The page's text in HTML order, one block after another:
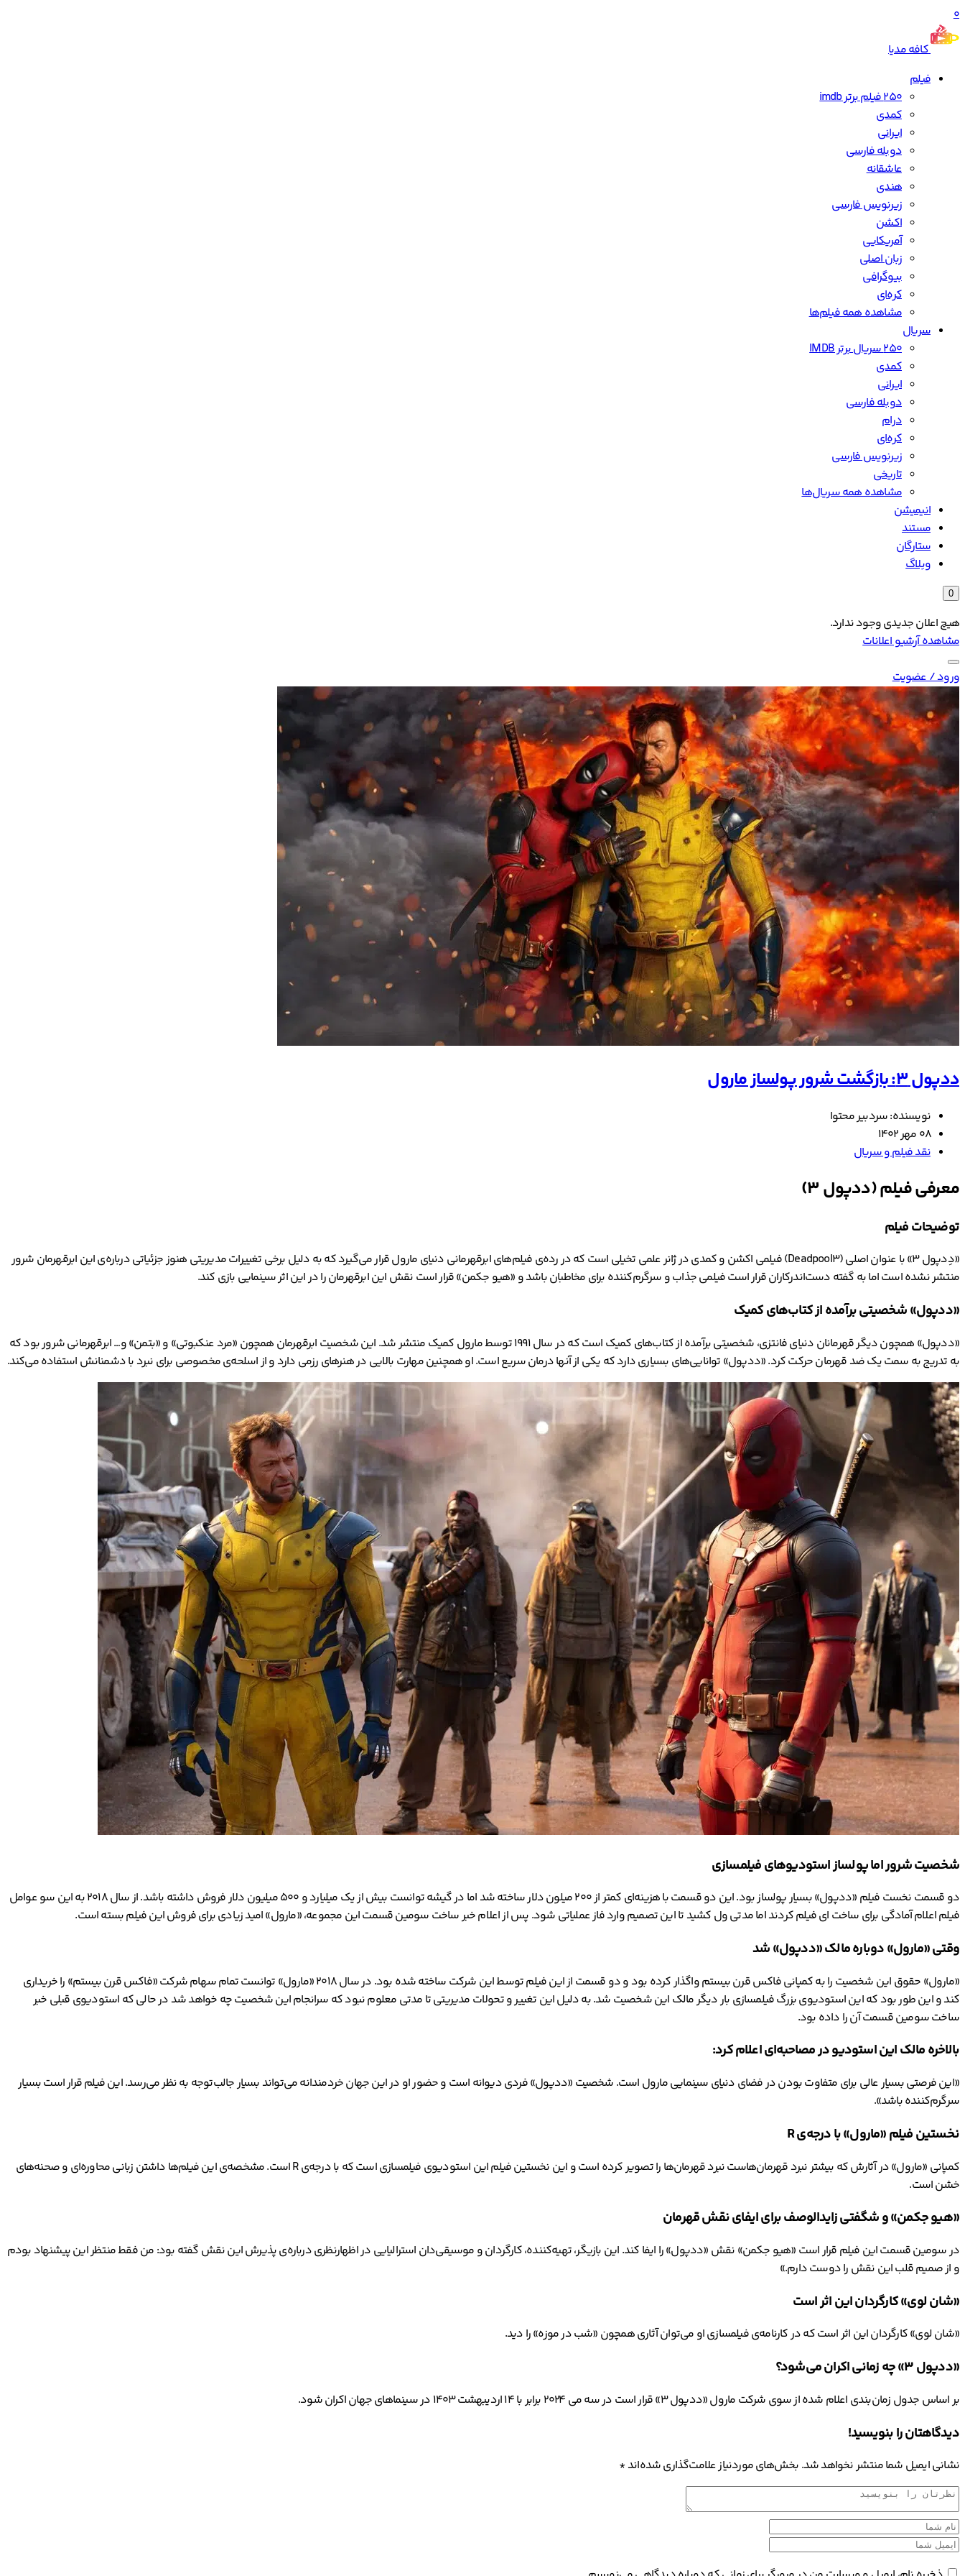
0
کافه مدیا
فیلم
250 فیلم برتر imdb
کمدی
ایرانی
دوبله فارسی
عاشقانه
هندی
زیرنویس فارسی
اکشن
آمریکایی
زبان اصلی
بیوگرافی
کره‌ای
مشاهده همه فیلم‌ها
سریال
۲۵۰ سریال برتر IMDB
کمدی
ایرانی
دوبله فارسی
درام
کره‌ای
زیرنویس فارسی
تاریخی
مشاهده همه سریال‌ها
انیمیشن
مستند
ستارگان
وبلاگ
0
هیچ اعلان جدیدی وجود ندارد.
مشاهده آرشیو اعلانات
ورود / عضویت
ددپول 3: بازگشت شرور پولساز مارول
نویسنده: سردبیر محتوا
08 مهر 1402
نقد فیلم و سریال
معرفی فیلم (ددپول 3)
توضیحات فیلم
«دِدپول 3» با عنوان اصلی (Deadpool3) فیلمی اکشن و کمدی در ژانر علمی تخیلی است که در رده‌ی فیلم‌های ابرقهرمانی دنیای مارول قرار می‌گیرد که به دلیل برخی تغییرات مدیریتی هنوز جزئیاتی درباره‌ی این ابرقهرمان شرور
منتشر نشده است اما به گفته دست‌اندرکاران قرار است فیلمی جذاب و سرگرم‌کننده برای مخاطبان باشد و «هیو جکمن» قرار است نقش این ابرقهرمان را در این اثر سینمایی بازی کند.
«ددپول» شخصیتی برآمده از کتاب‌های کمیک
«ددپول» همچون دیگر قهرمانان دنیای فانتزی، شخصیتی برآمده از کتاب‌های کمیک است که در سال 1991 توسط مارول کمیک منتشر شد. این شخصیت ابرقهرمان همچون «مرد عنکبوتی» و «بتمن» و… ابرقهرمانی شرور بود که
به تدریج به سمت یک ضد قهرمان حرکت کرد. «ددپول» توانایی‌های بسیاری دارد که یکی از آنها درمان سریع است. او همچنین مهارت بالایی در هنرهای رزمی دارد و از اسلحه‌ی مخصوصی برای نبرد با دشمنانش استفاده می‌کند.
شخصیت شرور اما پولساز استودیوهای فیلمسازی
دو قسمت نخست فیلم «ددپول» بسیار پولساز بود. این دو قسمت با هزینه‌ای کمتر از 200 میلون دلار ساخته شد اما در گیشه توانست بیش از یک میلیارد و 500 میلیون دلار فروش داشته باشد. از سال 2018 به این سو عوامل
فیلم اعلام آمادگی برای ساخت ای فیلم کردند اما مدتی ول کشید تا این تصمیم وارد فاز عملیاتی شود. پس از اعلام خبر ساخت سومین قسمت این مجموعه، «مارول» امید زیادی برای فروش این فیلم بسته است.
وقتی «مارول» دوباره مالک «ددپول» شد
«مارول» حقوق این شخصیت را به کمپانی فاکس قرن بیستم واگذار کرده بود و دو قسمت از این فیلم توسط این شرکت ساخته شده بود. در سال 2018 «مارول» توانست تمام سهام شرکت «فاکس قرن بیستم» را خریداری
کند و این طور بود که این استودیوی بزرگ فیلمسازی بار دیگر مالک این شخصیت شد. به دلیل این تغییر و تحولات مدیریتی تا مدتی معلوم نبود که سرانجام این شخصیت چه خواهد شد در حالی که استودیوی قبلی خبر
ساخت سومین قسمت آن را داده بود.
بالاخره مالک این استودیو در مصاحبه‌ای اعلام کرد:
«این فرصتی بسیار عالی برای متفاوت بودن در فضای دنیای سینمایی مارول است. شخصیت «ددپول» فردی دیوانه است و حضور او در این جهان خردمندانه می‌تواند بسیار جالب‌توجه به نظر می‌رسد. این فیلم قرار است بسیار
سرگرم‌کننده باشد».
نخستین فیلم «مارول» با درجه‌ی R
کمپانی «مارول» در آثارش که بیشتر نبرد قهرمان‌هاست نبرد قهرمان‌ها را تصویر کرده است و این نخستین فیلم این استودیوی فیلمسازی است که با درجه‌ی R است. مشخصه‌ی این فیلم‌ها داشتن زبانی محاوره‌ای و صحنه‌های
خشن است.
«هیو جکمن» و شگفتی زایدالوصف برای ایفای نقش قهرمان
در سومین قسمت این فیلم قرار است «هیو جکمن» نقش «ددپول» را ایفا کند. این بازیگر، تهیه‌کننده، کارگردان و موسیقی‌دان استرالیایی در اظهارنظری درباره‌ی پذیرش این نقش گفته بود: من فقط منتظر این پیشنهاد بودم
و از صمیم قلب این نقش را دوست دارم.»
«شان لوی» کارگردان این اثر است
«شان لوی» کارگردان این اثر است که در کارنامه‌ی فیلمسازی او می‌توان آثاری همچون «شب در موزه» را دید.
«ددپول 3» چه زمانی اکران می‌شود؟
بر اساس جدول زمان‌بندی اعلام شده از سوی شرکت مارول «ددپول 3» قرار است در سه می 2024 برابر با 14 اردیبهشت 1403 در سینماهای جهان اکران شود.
دیدگاهتان را بنویسید!
نشانی ایمیل شما منتشر نخواهد شد. بخش‌های موردنیاز علامت‌گذاری شده‌اند*